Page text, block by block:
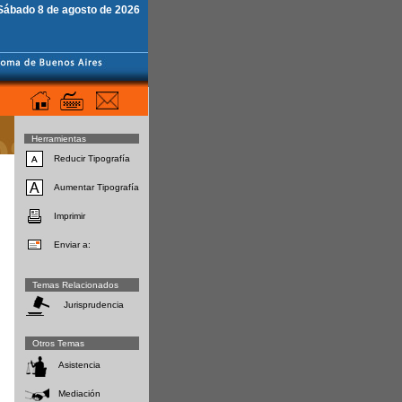
8 de agosto de 2026
Herramientas
Reducir Tipografía
Aumentar Tipografía
Imprimir
Enviar a:
Temas Relacionados
Jurisprudencia
Otros Temas
Asistencia
Mediación